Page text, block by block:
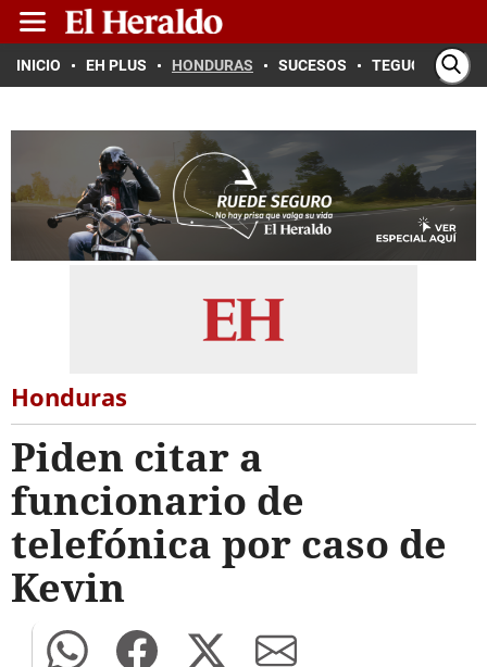
INICIO EH PLUS HONDURAS SUCESOS TEGUCIGALPA
Honduras
Piden citar a
funcionario de
telefónica por caso de
Kevin